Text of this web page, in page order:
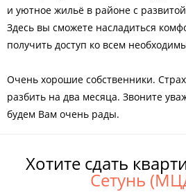
и уютное жильё в районе с
Здесь вы сможете насладиться
получить доступ ко всем
Очень хорошие собственники.
разбить на два месяца. Звоните
будем Вам очень рады.
Хотите сдать
Сетунь